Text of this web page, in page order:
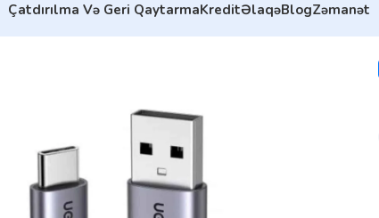
Çatdırılma Və Geri QaytarmaKreditƏlaqəBlogZəmanət